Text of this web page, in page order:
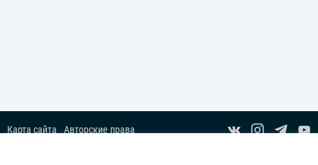
Карта сайта
Авторские права